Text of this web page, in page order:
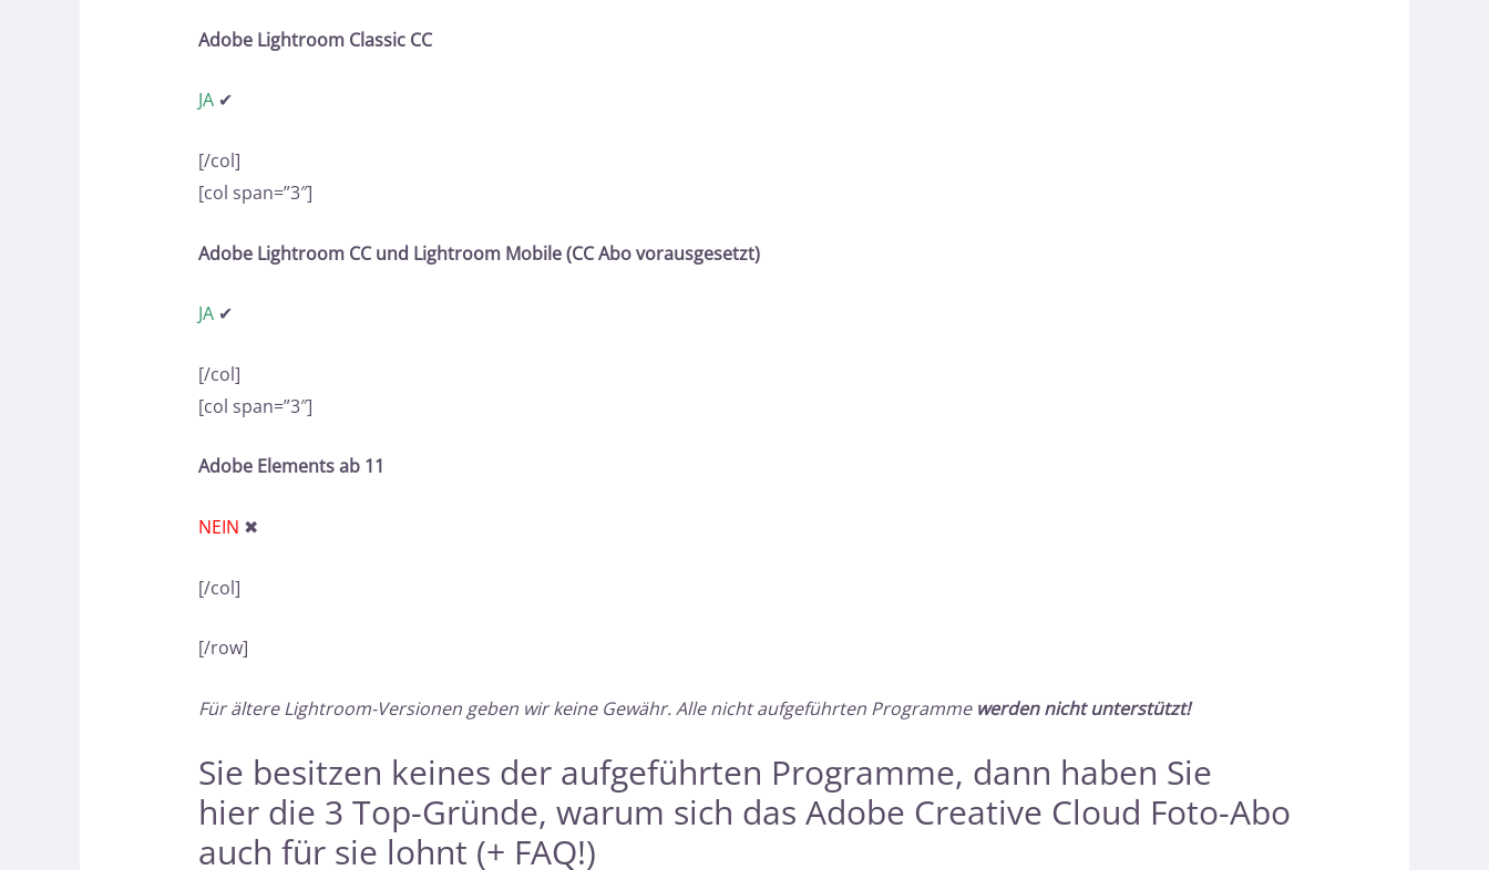
Adobe Lightroom Classic CC
JA✔
[/col]
[col span=”3″]
Adobe Lightroom CC und Lightroom Mobile (CC Abo vorausgesetzt)
JA✔
[/col]
[col span=”3″]
Adobe Elements ab 11
NEIN ✖
[/col]
[/row]
Für ältere Lightroom-Versionen geben wir keine Gewähr. Alle nicht aufgeführten Programme werden nicht unterstützt!
Sie besitzen keines der aufgeführten Programme, dann haben Sie
hier die 3 Top-Gründe, warum sich das Adobe Creative Cloud Foto-Abo
auch für sie lohnt (+ FAQ!)